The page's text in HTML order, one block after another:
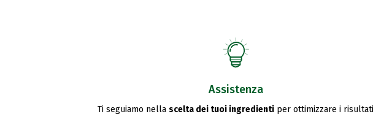
Assistenza
Ti seguiamo nella scelta dei tuoi ingredienti per ottimizzare i risultati